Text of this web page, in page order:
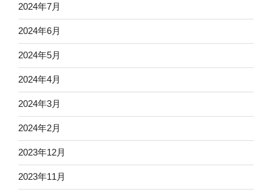
2024年7月
2024年6月
2024年5月
2024年4月
2024年3月
2024年2月
2023年12月
2023年11月